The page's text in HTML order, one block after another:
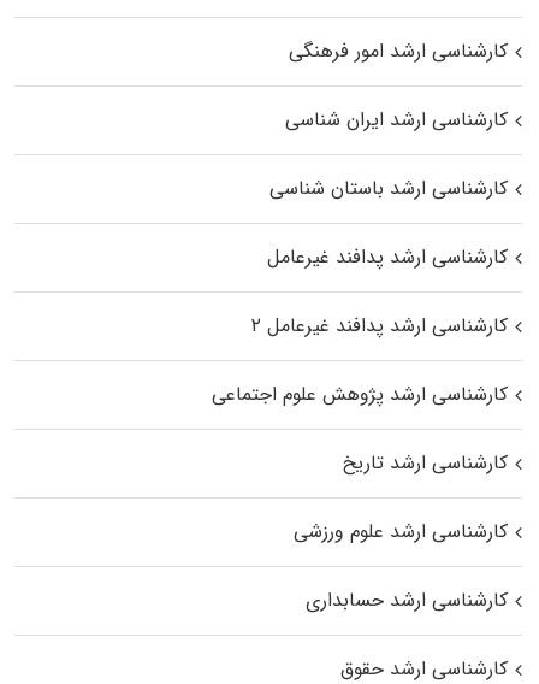
کارشناسی ارشد امور فرهنگی
کارشناسی ارشد ایران شناسی
کارشناسی ارشد باستان شناسی
کارشناسی ارشد پدافند غیرعامل
کارشناسی ارشد پدافند غیرعامل ۲
کارشناسی ارشد پژوهش علوم اجتماعی
کارشناسی ارشد تاریخ
کارشناسی ارشد علوم ورزشی
کارشناسی ارشد حسابداری
کارشناسی ارشد حقوق